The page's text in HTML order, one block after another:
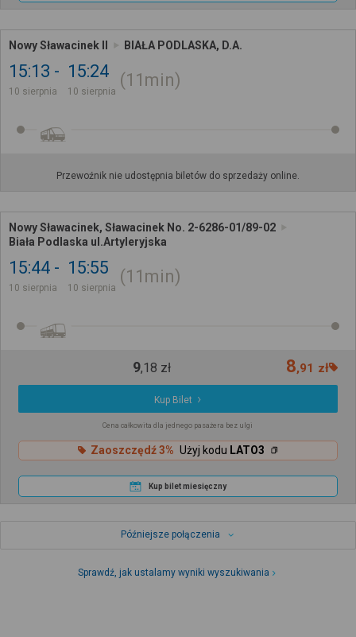
Nowy Sławacinek II BIAŁA PODLASKA, D.A.
15:13
10 sierpnia
15:24
10 sierpnia
11min
Przewoźnik nie udostępnia biletów do sprzedaży online.
Nowy Sławacinek, Sławacinek No. 2-6286-01/89-02
Biała Podlaska ul.Artyleryjska
15:44
10 sierpnia
15:55
10 sierpnia
11min
9,18 zł 8,91 zł
Kup Bilet
Cena całkowita dla jednego pasażera bez ulgi
Zaoszczędź 3% Użyj kodu LATO3
Kup bilet miesięczny
Późniejsze połączenia
Sprawdź, jak ustalamy wyniki wyszukiwania